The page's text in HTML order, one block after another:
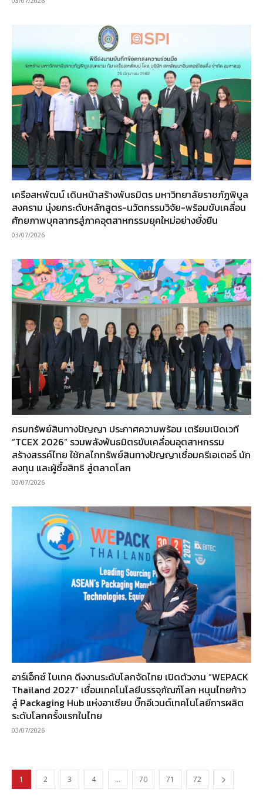
เครือสหพัฒน์ เดินหน้าสร้างพันธมิตร มหาวิทยาลัยราชภัฏพิบูล
สงคราม มุ่งยกระดับหลักสูตร-นวัตกรรมวิจัย-พร้อมขับเคลื่อน
ศักยภาพบุคลากรสู่ภาคอุตสาหกรรมยุคใหม่อย่างยั่งยืน
03/07/2026
กรมทรัพย์สินทางปัญญา ประกาศความพร้อม เตรียมเปิดเวที
“TCEX 2026” รวมพลังพันธมิตรขับเคลื่อนอุตสาหกรรม
สร้างสรรค์ไทย ใช้กลไกทรัพย์สินทางปัญญาเชื่อมครีเอเตอร์ นัก
ลงทุน และผู้ซื้อสิทธิ สู่ตลาดโลก
03/07/2026
อาร์เอ็กซ์ ไบเทค ดึงงานระดับโลกจัดไทย เปิดตัวงาน “WEPACK
Thailand 2027” เชื่อมเทคโนโลยีบรรจุภัณฑ์โลก หนุนไทยก้าว
สู่ Packaging Hub แห่งอาเซียน บิ๊กอีเวนต์เทคโนโลยีการผลิต
ระดับโลกครั้งแรกในไทย
03/07/2026
1 2 3 4 … 70 71 72